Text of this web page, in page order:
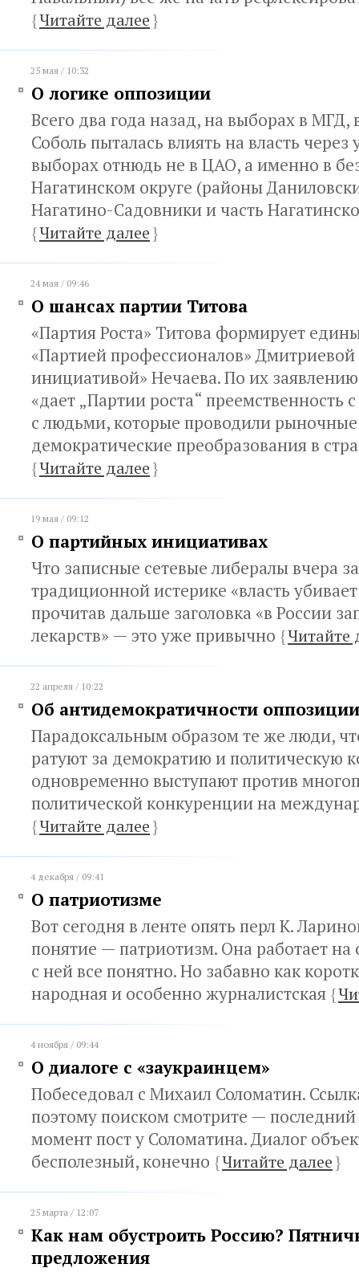
{Читайте далее}
25 мая / 10:32
О логике оппозиции
Всего два года назад, на выборах в МГД,
Соболь пыталась влиять на власть через
выборах отнюдь не в ЦАО, а именно в
Нагатинском округе (районы
Нагатино-Садовники и часть
{Читайте далее}
24 мая / 09:46
О шансах партии Титова
«Партия Роста» Титова формирует
«Партией профессионалов»
инициативой» Нечаева. По их
«дает „Партии роста“ преемственность
с людьми, которые проводили
демократические преобразования в
{Читайте далее}
19 мая / 09:12
О партийных инициативах
Что записные сетевые либералы вчера
традиционной истерике «власть
прочитав дальше заголовка «в России
лекарств» — это уже привычно {Читайте
22 апреля / 10:22
Об антидемократичности оппозиции
Парадоксальным образом те же люди,
ратуют за демократию и политическую
одновременно выступают против
политической конкуренции на
{Читайте далее}
4 декабря / 09:41
О патриотизме
Вот сегодня в ленте опять перл К.
понятие — патриотизм. Она работает
с ней все понятно. Но забавно как
народная и особенно журналистская {
4 ноября / 09:44
О диалоге с «заукраинцем»
Побеседовал с Михаил Соломатин.
поэтому поиском смотрите —
момент пост у Соломатина. Диалог
бесполезный, конечно {Читайте далее}
25 марта / 12:07
Как нам обустроить Россию?
предложения